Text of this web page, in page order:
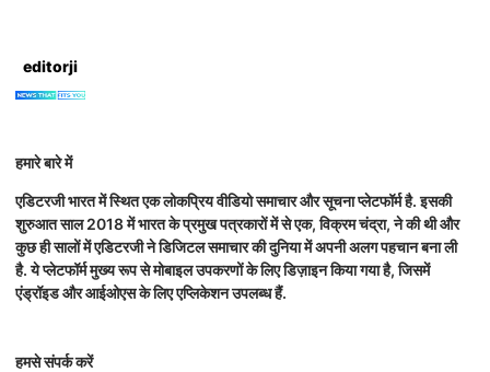
editorji
हमारे बारे में
एडिटरजी भारत में स्थित एक लोकप्रिय वीडियो समाचार और सूचना प्लेटफॉर्म है. इसकी
शुरुआत साल 2018 में भारत के प्रमुख पत्रकारों में से एक, विक्रम चंद्रा, ने की थी और
कुछ ही सालों में एडिटरजी ने डिजिटल समाचार की दुनिया में अपनी अलग पहचान बना ली
है. ये प्लेटफॉर्म मुख्य रूप से मोबाइल उपकरणों के लिए डिज़ाइन किया गया है, जिसमें
एंड्रॉइड और आईओएस के लिए एप्लिकेशन उपलब्ध हैं.
हमसे संपर्क करें